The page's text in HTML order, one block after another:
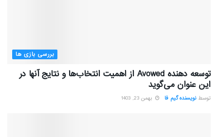
بررسی بازی ها
توسعه دهنده Avowed از اهمیت انتخاب‌ها و نتایج آنها در
این عنوان می‌گوید
توسط نویسنده گیم فا بهمن 23, 1403